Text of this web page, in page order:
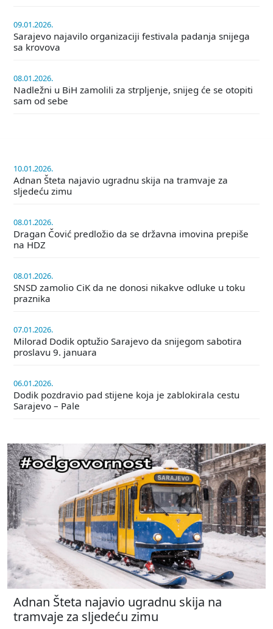
09.01.2026.
Sarajevo najavilo organizaciji festivala padanja snijega
sa krovova
08.01.2026.
Nadležni u BiH zamolili za strpljenje, snijeg će se otopiti
sam od sebe
10.01.2026.
Adnan Šteta najavio ugradnu skija na tramvaje za
sljedeću zimu
08.01.2026.
Dragan Čović predložio da se državna imovina prepiše
na HDZ
08.01.2026.
SNSD zamolio CiK da ne donosi nikakve odluke u toku
praznika
07.01.2026.
Milorad Dodik optužio Sarajevo da snijegom sabotira
proslavu 9. januara
06.01.2026.
Dodik pozdravio pad stijene koja je zablokirala cestu
Sarajevo – Pale
Adnan Šteta najavio ugradnu skija na
tramvaje za sljedeću zimu